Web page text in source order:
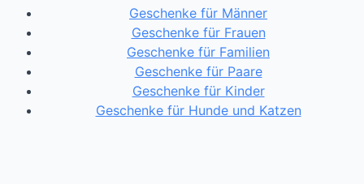
Geschenke für Männer
Geschenke für Frauen
Geschenke für Familien
Geschenke für Paare
Geschenke für Kinder
Geschenke für Hunde und Katzen